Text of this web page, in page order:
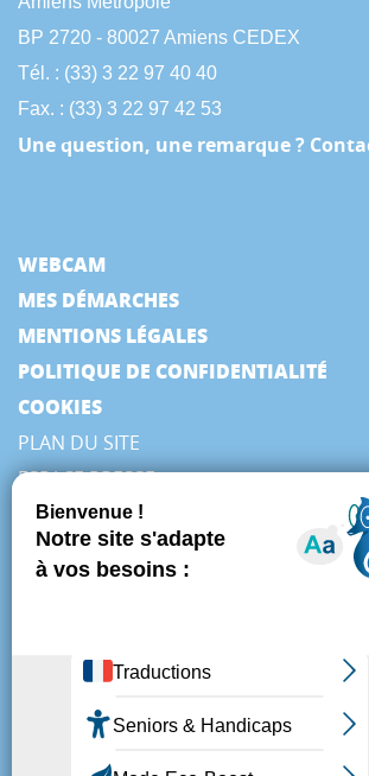
BP 2720 - 80027 Amiens CEDEX
Tél. : (33) 3 22 97 40 40
Fax. : (33) 3 22 97 42 53
Une question, une remarque ?
WEBCAM
MES DÉMARCHES
MENTIONS LÉGALES
POLITIQUE DE CONFIDENTIALITÉ
COOKIES
PLAN DU SITE
ESPACE PRESSE